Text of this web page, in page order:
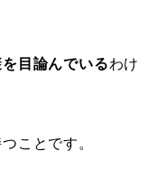
目論んでいるわけ
ことです。